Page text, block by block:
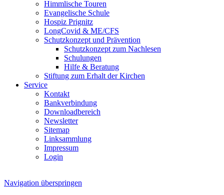
Himmlische Touren
Evangelische Schule
Hospiz Prignitz
LongCovid & ME/CFS
Schutzkonzept und Prävention
Schutzkonzept zum Nachlesen
Schulungen
Hilfe & Beratung
Stiftung zum Erhalt der Kirchen
Service
Kontakt
Bankverbindung
Downloadbereich
Newsletter
Sitemap
Linksammlung
Impressum
Login
Navigation überspringen